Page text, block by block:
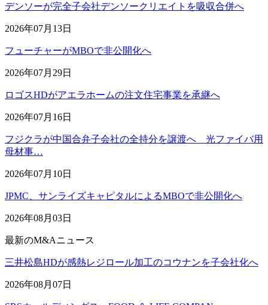
デンソーが完全子会社デンソークリエイトを吸収合併へ
2026年07月13日
フューチャーがMBOで非公開化へ
2026年07月29日
ロゴスHDがアエラホームの注文住宅事業を承継へ
2026年07月16日
フジクラが中国合弁子会社の全持分を譲渡へ 光ファイバ用
母材事…
2026年07月10日
JPMC、サンライズキャピタルによるMBOで非公開化へ
2026年08月03日
最新のM&Aニュース
三井松島HDが感熱レジロール加工のコウナンを子会社化へ
2026年08月07日